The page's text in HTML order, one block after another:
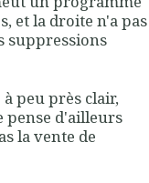
et la droite n'a pas
suppressions
peu près clair,
pense d'ailleurs
la vente de